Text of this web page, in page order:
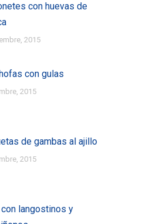
con huevas de
2015
con gulas
2015
de gambas al ajillo
2015
langostinos y